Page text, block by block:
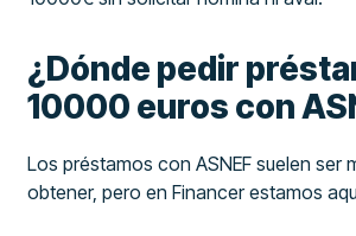
¿Dónde pedir
10000 euros con
Los préstamos con ASNEF suelen ser
obtener, pero en Financer estamos